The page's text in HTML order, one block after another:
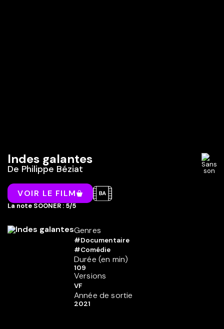
Indes galantes
De Philippe Béziat
VOIR LE FILM
La note SOONER : 5/5
Genres
#Documentaire
#Comédie
Durée (en min)
109
Versions
VF
Année de sortie
2021